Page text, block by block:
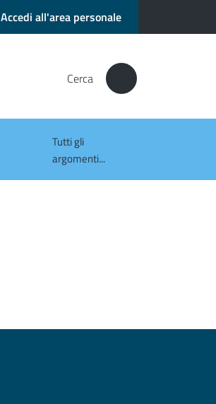
Accedi all'area personale
Cerca
Tutti gli
argomenti...